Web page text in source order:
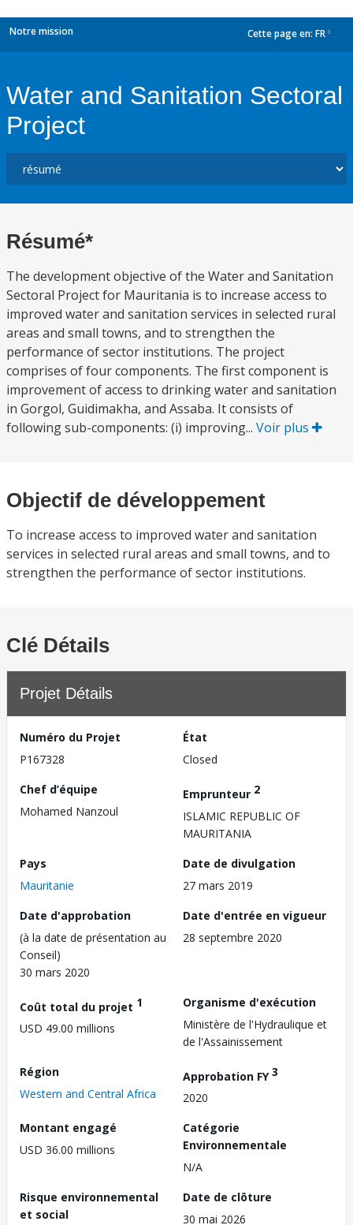
Notre mission Cette page en: FR
Water and Sanitation Sectoral
Project
Résumé*
The development objective of the Water and Sanitation
Sectoral Project for Mauritania is to increase access to
improved water and sanitation services in selected rural
areas and small towns, and to strengthen the
performance of sector institutions. The project
comprises of four components. The first component is
improvement of access to drinking water and sanitation
in Gorgol, Guidimakha, and Assaba. It consists of
following sub-components: (i) improving... Voir plus
Objectif de développement
To increase access to improved water and sanitation
services in selected rural areas and small towns, and to
strengthen the performance of sector institutions.
Clé Détails
Projet Détails
Numéro du Projet
P167328
État
Closed
Chef d’équipe
Mohamed Nanzoul
Emprunteur 2
ISLAMIC REPUBLIC OF
MAURITANIA
Pays
Mauritanie
Date de divulgation
27 mars 2019
Date d'approbation
(à la date de présentation au
Conseil)
30 mars 2020
Date d'entrée en vigueur
28 septembre 2020
Coût total du projet 1
USD 49.00 millions
Organisme d'exécution
Ministère de l'Hydraulique et
de l'Assainissement
Région
Western and Central Africa
Approbation FY3
2020
Montant engagé
USD 36.00 millions
Catégorie
Environnementale
N/A
Risque environnemental
et social
Date de clôture
30 mai 2026